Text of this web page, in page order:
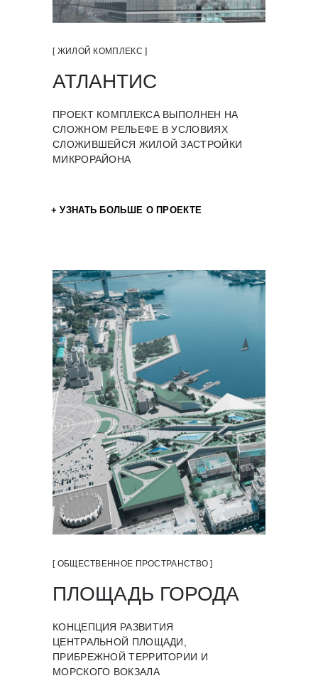
[ ЖИЛОЙ КОМПЛЕКС ]
АТЛАНТИС
ПРОЕКТ КОМПЛЕКСА ВЫПОЛНЕН НА
СЛОЖНОМ РЕЛЬЕФЕ В УСЛОВИЯХ
СЛОЖИВШЕЙСЯ ЖИЛОЙ ЗАСТРОЙКИ
МИКРОРАЙОНА
+ УЗНАТЬ БОЛЬШЕ О ПРОЕКТЕ
[ ОБЩЕСТВЕННОЕ ПРОСТРАНСТВО ]
ПЛОЩАДЬ ГОРОДА
КОНЦЕПЦИЯ РАЗВИТИЯ
ЦЕНТРАЛЬНОЙ ПЛОЩАДИ,
ПРИБРЕЖНОЙ ТЕРРИТОРИИ И
МОРСКОГО ВОКЗАЛА